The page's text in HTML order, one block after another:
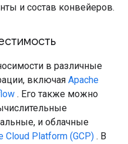
и состав конвейеров.
в различные
включая Apache
. Его также можно
и облачные
Cloud Platform (GCP) . В